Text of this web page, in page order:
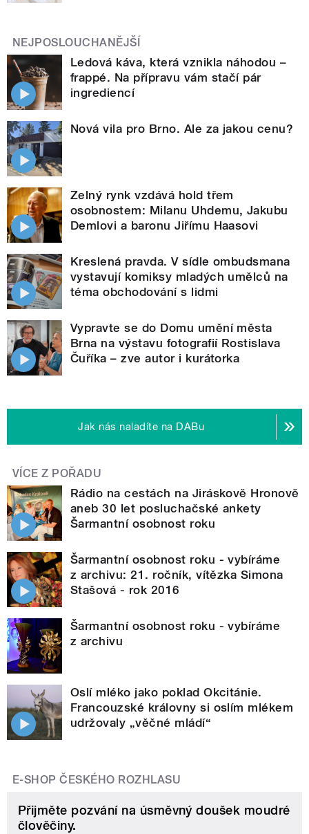
NEJPOSLOUCHANĚJŠÍ
Ledová káva, která vznikla náhodou –
frappé. Na přípravu vám stačí pár
ingrediencí
Nová vila pro Brno. Ale za jakou cenu?
Zelný rynk vzdává hold třem
osobnostem: Milanu Uhdemu, Jakubu
Demlovi a baronu Jiřímu Haasovi
Kreslená pravda. V sídle ombudsmana
vystavují komiksy mladých umělců na
téma obchodování s lidmi
Vypravte se do Domu umění města
Brna na výstavu fotografií Rostislava
Čuříka – zve autor i kurátorka
Jak nás naladíte na DABu
VÍCE Z POŘADU
Rádio na cestách na Jiráskově Hronově
aneb 30 let posluchačské ankety
Šarmantní osobnost roku
Šarmantní osobnost roku - vybíráme
z archivu: 21. ročník, vítězka Simona
Stašová - rok 2016
Šarmantní osobnost roku - vybíráme
z archivu
Oslí mléko jako poklad Okcitánie.
Francouzské královny si oslím mlékem
udržovaly „věčné mládí“
E-SHOP ČESKÉHO ROZHLASU
Přijměte pozvání na úsměvný doušek moudré
člověčiny.